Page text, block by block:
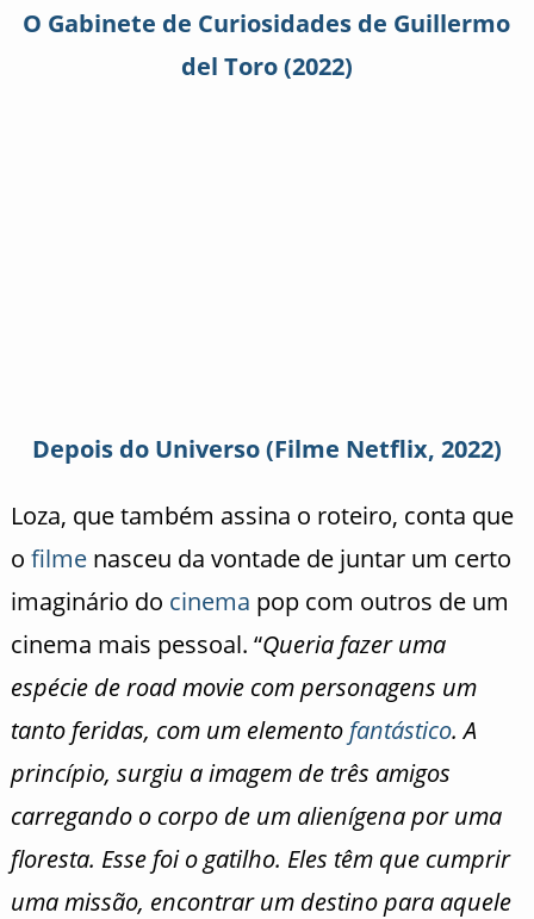
O Gabinete de Curiosidades de Guillermo
del Toro (2022)
Depois do Universo (Filme Netflix, 2022)
Loza, que também assina o roteiro, conta que
o filmenasceu da vontade de juntar um certo
imaginário do cinema pop com outros de um
cinema mais pessoal. “Queria fazer uma
espécie de road movie com personagens um
tanto feridas, com um elemento fantástico. A
princípio, surgiu a imagem de três amigos
carregando o corpo de um alienígena por uma
floresta. Esse foi o gatilho. Eles têm que cumprir
uma missão, encontrar um destino para aquele